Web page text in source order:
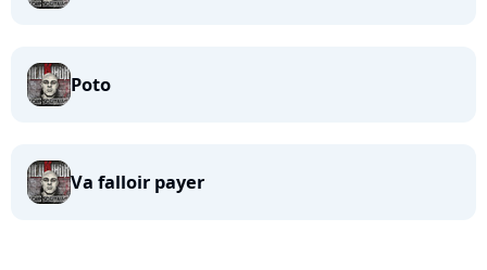
Poto
Va falloir payer